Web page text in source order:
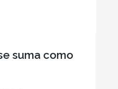
suma como